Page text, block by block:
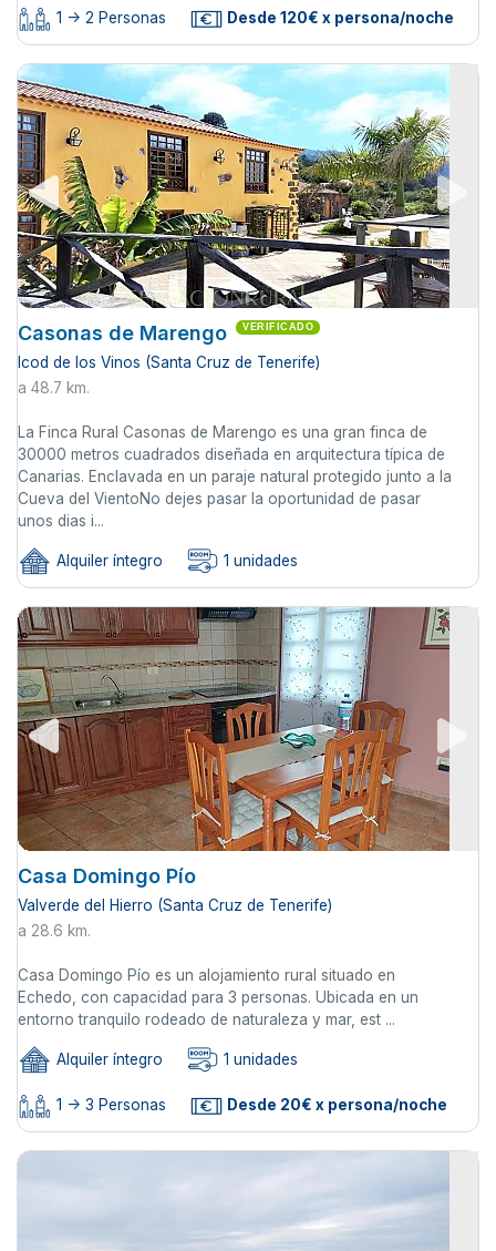
1 -> 2 Personas Desde 120€ x persona/noche
Casonas de Marengo VERIFICADO
Icod de los Vinos (Santa Cruz de Tenerife)
a 48.7 km.
La Finca Rural Casonas de Marengo es una gran finca de
30000 metros cuadrados diseñada en arquitectura típica de
Canarias. Enclavada en un paraje natural protegido junto a la
Cueva del VientoNo dejes pasar la oportunidad de pasar
unos dias i...
Alquiler íntegro 1 unidades
Casa Domingo Pío
Valverde del Hierro (Santa Cruz de Tenerife)
a 28.6 km.
Casa Domingo Pío es un alojamiento rural situado en
Echedo, con capacidad para 3 personas. Ubicada en un
entorno tranquilo rodeado de naturaleza y mar, est ...
Alquiler íntegro 1 unidades
1 -> 3 Personas Desde 20€ x persona/noche